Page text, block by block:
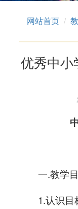
网站首页
优秀中小
一.教学
1.认识